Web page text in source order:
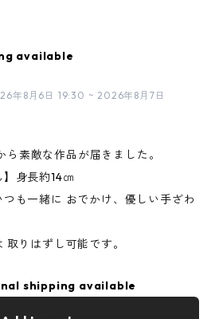
available
年8月6日 19:30 ~ 2026年8月7日
素敵な作品が届きました。
】身長約14㎝
も一緒に おでかけ、優しい手ざわ
りはずし可能です。
shipping available